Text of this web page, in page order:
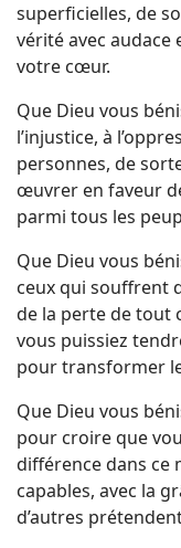
superficielles, de
vérité avec
votre cœur.
Que Dieu vous
l’injustice, à
personnes, de
œuvrer en faveur
parmi tous les
Que Dieu vous
ceux qui souffrent
de la perte de tout
vous puissiez
pour transformer
Que Dieu vous
pour croire que
différence dans ce
capables, avec la
d’autres